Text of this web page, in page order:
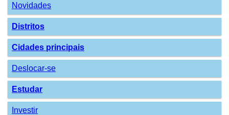
Novidades
Distritos
Cidades principais
Deslocar-se
Estudar
Investir